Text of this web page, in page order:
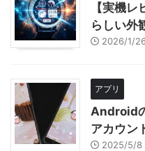
【実機
らしい外
2026/1/
アプリ
Android
アカウン
2025/5/8